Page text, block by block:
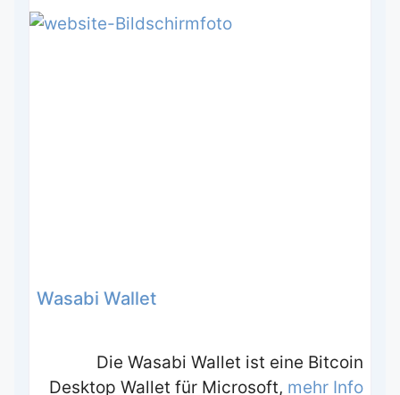
Wasabi Wallet
Die Wasabi Wallet ist eine Bitcoin
Desktop Wallet für Microsoft, mehr Info